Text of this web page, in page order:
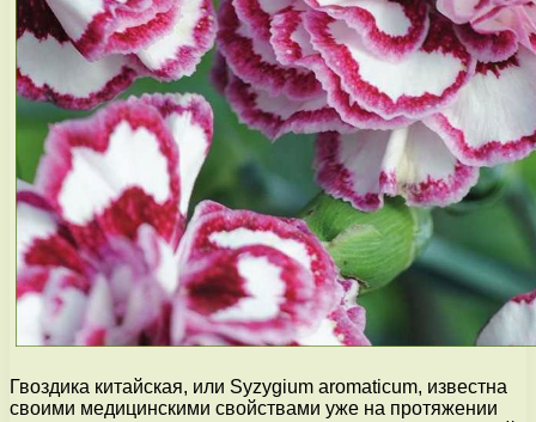
Гвоздика китайская, или Syzygium aromaticum, известна
своими медицинскими свойствами уже на протяжении